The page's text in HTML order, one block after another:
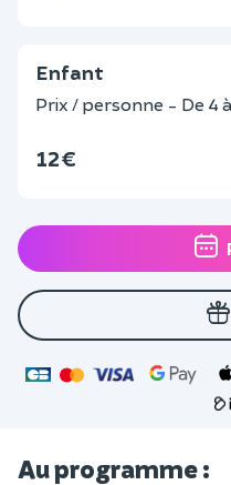
Enfant
Prix / personne - De 4
12 €
Au programme :